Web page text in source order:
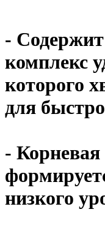
-
комплекс
которого
для
- Корневая
низкого